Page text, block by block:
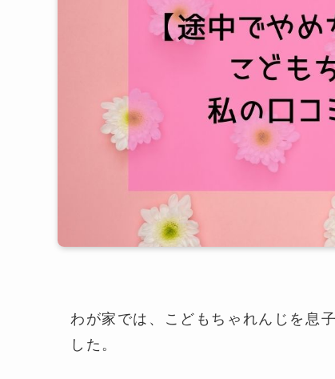
わが家では、こどもちゃれんじを息
した。